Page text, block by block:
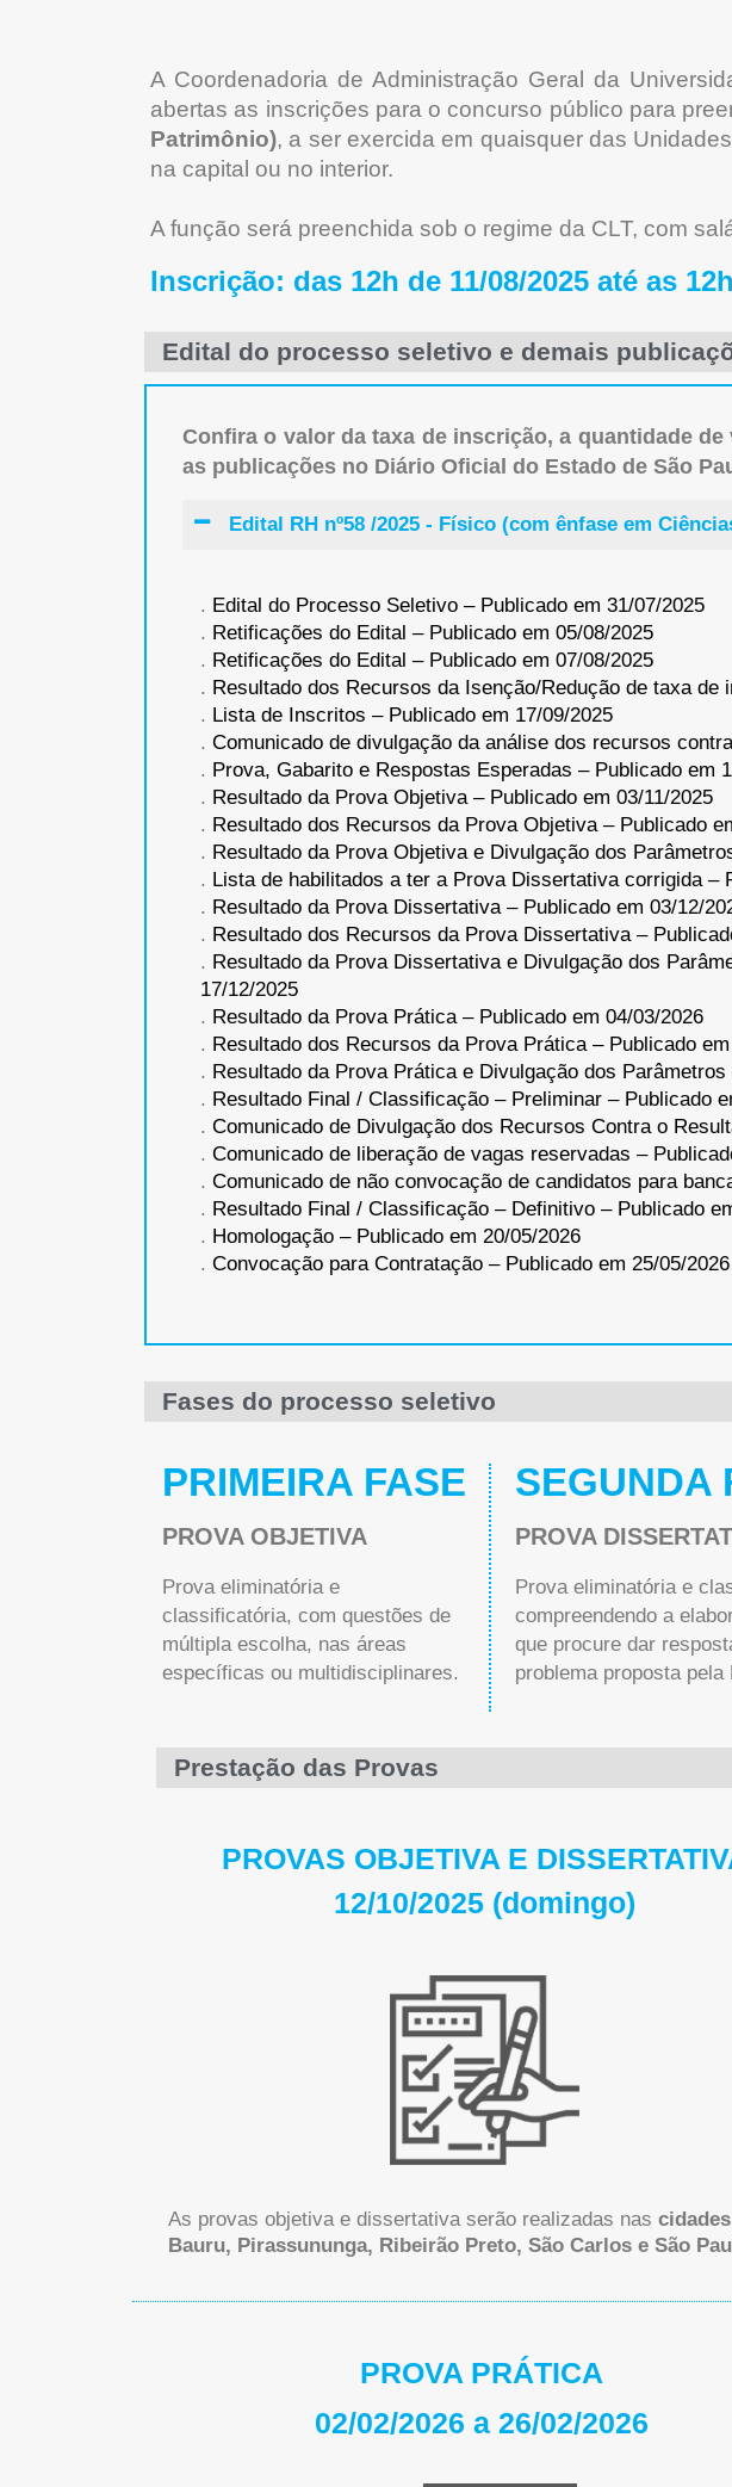
A Coordenadoria de Administração Geral da
abertas as inscrições para o concurso público para
Patrimônio), a ser exercida em quaisquer das
na capital ou no interior.
A função será preenchida sob o regime da CLT, com
Inscrição: das 12h de 11/08/2025 até as
Edital do processo seletivo e demais
Confira o valor da taxa de inscrição, a quantidade
as publicações no Diário Oficial do Estado de São
Edital RH nº58 /2025 - Físico (com ênfase em
. Edital do Processo Seletivo – Publicado em 31/07/2025
. Retificações do Edital – Publicado em 05/08/2025
. Retificações do Edital – Publicado em 07/08/2025
. Resultado dos Recursos da Isenção/Redução de taxa de
. Lista de Inscritos – Publicado em 17/09/2025
. Comunicado de divulgação da análise dos recursos
. Prova, Gabarito e Respostas Esperadas – Publicado em
. Resultado da Prova Objetiva – Publicado em 03/11/2025
. Resultado dos Recursos da Prova Objetiva – Publicado
. Resultado da Prova Objetiva e Divulgação dos
. Lista de habilitados a ter a Prova Dissertativa corrigida –
. Resultado da Prova Dissertativa – Publicado em 03/12/
. Resultado dos Recursos da Prova Dissertativa –
. Resultado da Prova Dissertativa e Divulgação dos
17/12/2025
. Resultado da Prova Prática – Publicado em 04/03/2026
. Resultado dos Recursos da Prova Prática – Publicado
. Resultado da Prova Prática e Divulgação dos
. Resultado Final / Classificação – Preliminar – Publicado
. Comunicado de Divulgação dos Recursos Contra o
. Comunicado de liberação de vagas reservadas –
. Comunicado de não convocação de candidatos para
. Resultado Final / Classificação – Definitivo – Publicado
. Homologação – Publicado em 20/05/2026
. Convocação para Contratação – Publicado em 25/05/2026
Fases do processo seletivo
PRIMEIRA FASE
PROVA OBJETIVA
Prova eliminatória e
classificatória, com questões de
múltipla escolha, nas áreas
específicas ou multidisciplinares.
SEGUNDA
PROVA
Prova eliminatória e
compreendendo a
que procure dar
problema proposta pela
Prestação das Provas
PROVAS OBJETIVA E
12/10/2025 (domingo)
As provas objetiva e dissertativa serão realizadas nas
Bauru, Pirassununga, Ribeirão Preto, São Carlos e São
PROVA PRÁTICA
02/02/2026 a 26/02/2026